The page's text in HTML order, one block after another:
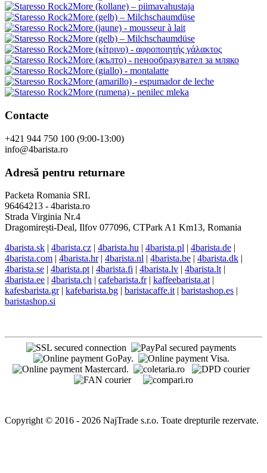
Contacte
+421 944 750 100 (9:00-13:00)
info@4barista.ro
Adresă pentru returnare
Packeta Romania SRL
96464213 - 4barista.ro
Strada Virginia Nr.4
Dragomirești-Deal, Ilfov 077096, CTPark A1 Km13, Romania
4barista.sk | 4barista.cz | 4barista.hu | 4barista.pl | 4barista.de |
4barista.com | 4barista.hr| 4barista.nl | 4barista.be | 4barista.dk |
4barista.se | 4barista.pt | 4barista.fi | 4barista.lv | 4barista.lt |
4barista.ee | 4barista.ch | cafebarista.fr| kaffeebarista.at |
kafesbarista.gr| kafebarista.bg | baristacaffe.it | baristashop.es |
baristashop.si
Copyright © 2016 - 2026 NajTrade s.r.o. Toate drepturile rezervate.